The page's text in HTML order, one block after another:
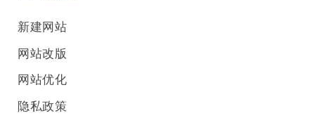
新建网站
网站改版
网站优化
隐私政策